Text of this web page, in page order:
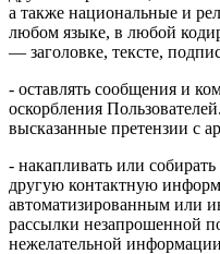
а также национальные и
любом языке, в любой
— заголовке, тексте,
- оставлять сообщения и
оскорбления
высказанные претензии с
- накапливать или
другую контактную
автоматизированным или
рассылки незапрошенной
нежелательной